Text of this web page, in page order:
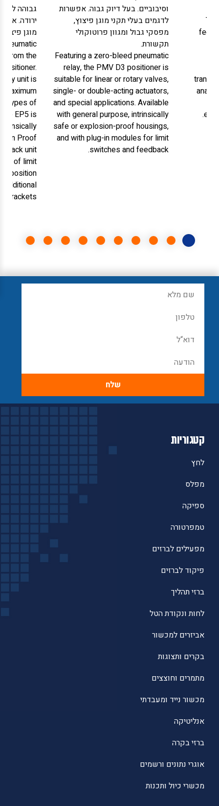
וסיבוביים. בעל דיוק גבוה. אפשרות
לדגמים בעלי תקני מוגן פיצוץ,
מפסקי גבול ומגוון פרוטוקולי
תקשורת.
Featuring a zero-bleed pneumatic
relay, the PMV D3 positioner is
suitable for linear or rotary valves,
single- or double-acting actuators,
and special applications. Available
with general purpose, intrinsically
safe or explosion-proof housings,
and with plug-in modules for limit
switches and feedback.
גבוהה
ירודה.
מוגן
from the
unit is
maximum
types of
EP5 is
Proof
unit
of limit
position
additional
brackets.
קטגוריות
לחץ
מפלס
ספיקה
טמפרטורה
מפעילים לברזים
פיקוד לברזים
ברזי תהליך
לחות ונקודת הטל
אביזרים למכשור
בקרים ותצוגות
מתמרים וחוצצים
מכשור נייד ומעבדתי
אנליטיקה
ברזי בקרה
אוגרי נתונים ורשמים
מכשרי כיול ותכנות